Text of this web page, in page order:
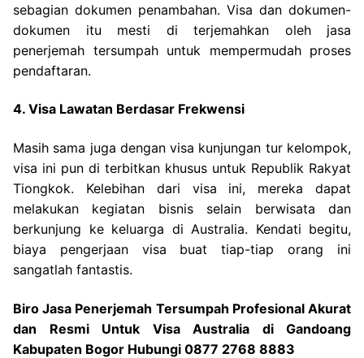
sebagian dokumen penambahan. Visa dan dokumen-
dokumen itu mesti di terjemahkan oleh jasa
penerjemah tersumpah untuk mempermudah proses
pendaftaran.
4. Visa Lawatan Berdasar Frekwensi
Masih sama juga dengan visa kunjungan tur kelompok,
visa ini pun di terbitkan khusus untuk Republik Rakyat
Tiongkok. Kelebihan dari visa ini, mereka dapat
melakukan kegiatan bisnis selain berwisata dan
berkunjung ke keluarga di Australia. Kendati begitu,
biaya pengerjaan visa buat tiap-tiap orang ini
sangatlah fantastis.
Biro Jasa Penerjemah Tersumpah Profesional Akurat
dan Resmi Untuk Visa Australia di Gandoang
Kabupaten Bogor Hubungi 0877 2768 8883